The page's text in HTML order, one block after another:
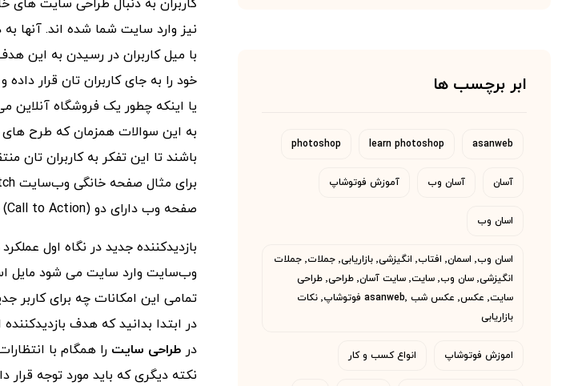
کاربران به دنبال طراحی سایت
نیز وارد سایت شما شده اند. آنها
با میل کاربران در رسیدن به این
خود را به جای کاربران تان قرار
یا اینکه چطور یک فروشگاه آنلاین
به این سوالات همزمان که طرح
باشند تا این تفکر به کاربران تان
صفحه وب دارای دو CTA (Call to Action) است. یکی برای دانلود دمو و دیگری برای خرید
بازدیدکننده جدید در نگاه اول
وب‌سایت وارد سایت می شود مایل
تمامی این امکانات چه برای کاربر
در ابتدا بدانید که هدف
در طراحی سایت را همگام با
ابر برچسب ها
asanweb
learn photoshop
photoshop
آسان آسان وب آموزش فوتوشاپ
اسان وب
اسان وب٬ اسمان٬ افتاب٬ انگیزشی٬ بازاریابی٬ جملات٬ جملات
انگیزشی٬ سان وب٬ سایت٬ سایت آسان٬ طراحی٬ طراحی
سایت٬ عکس٬ عکس شب asanweb٬ فوتوشاپ٬ نکات
بازاریابی
اموزش فوتوشاپ انواع کسب و کار